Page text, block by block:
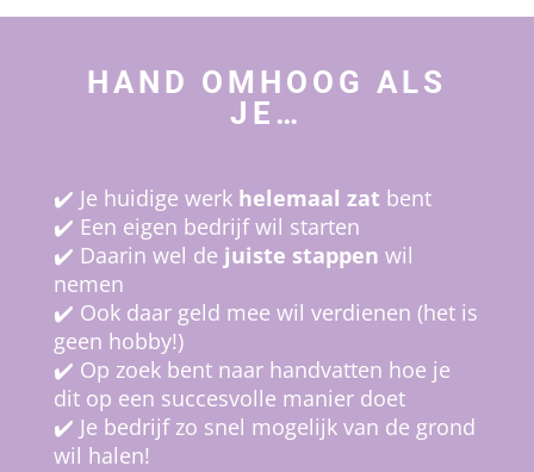
HAND OMHOOG ALS
JE…
✔️ Je huidige werk helemaal zat bent
✔️ Een eigen bedrijf wil starten
✔️ Daarin wel de juiste stappen wil
nemen
✔️ Ook daar geld mee wil verdienen (het is
geen hobby!)
✔️ Op zoek bent naar handvatten hoe je
dit op een succesvolle manier doet
✔️ Je bedrijf zo snel mogelijk van de grond
wil halen!